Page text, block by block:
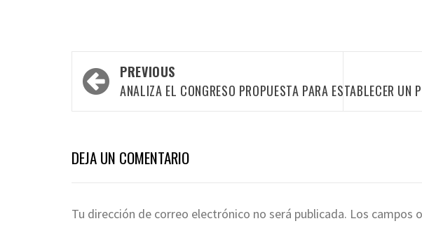
Post
navigation
PREVIOUS
ANALIZA EL CONGRESO PROPUESTA PARA ESTABLECER UN
DEJA UN COMENTARIO
Tu dirección de correo electrónico no será publicada. Los campos